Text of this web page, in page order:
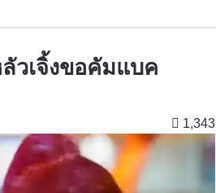
วเจิ้งขอคัมแบค
1,343